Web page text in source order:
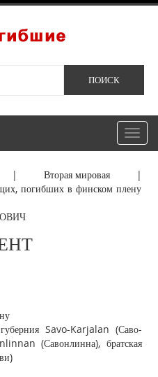
Вторая мировая|
погибших в финском плену
Savo-Karjalan (Саво-
(Савонлинна), братская